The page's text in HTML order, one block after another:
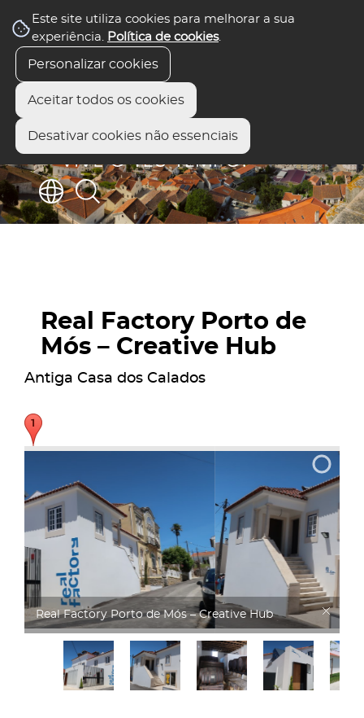
Este site utiliza cookies para melhorar a sua
experiência. Política de cookies.
Personalizar cookies
Aceitar todos os cookies
Desativar cookies não essenciais
Real Factory Porto de
Mós – Creative Hub
Antiga Casa dos Calados
Real Factory